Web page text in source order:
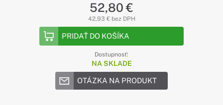
52,80 €
42,93 € bez DPH
PRIDAŤ DO KOŠÍKA
Dostupnosť:
NA SKLADE
OTÁZKA NA PRODUKT